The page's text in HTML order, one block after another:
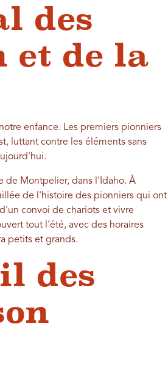
des
et de la
enfance. Les premiers pionniers
luttant contre les éléments sans
de Montpelier, dans l'Idaho. À
de l'histoire des pionniers qui ont
convoi de chariots et vivre
tout l'été, avec des horaires
petits et grands.
des